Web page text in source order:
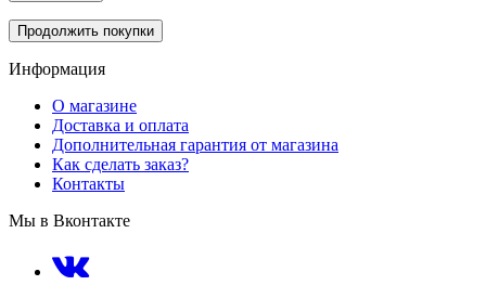
Продолжить покупки
Информация
О магазине
Доставка и оплата
Дополнительная гарантия от магазина
Как сделать заказ?
Контакты
Мы в Вконтакте